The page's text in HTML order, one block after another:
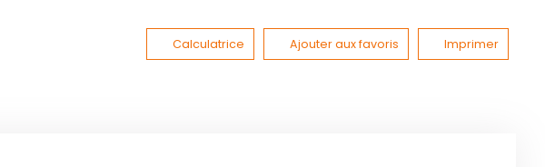
Calculatrice Ajouter aux favoris Imprimer